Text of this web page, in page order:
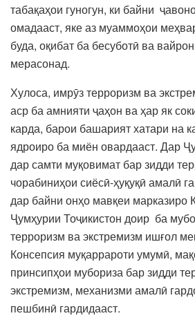
табақаҳои гуногун, ки байни
омадааст, яке аз муаммоҳои
буда, оқибат ба бесуботӣ ва
мерасонад.
Хулоса, имрӯз терроризм ва
аср ба амнияти ҷаҳон ва ҳар як
карда, барои башарият хатари на
ядроиро ба миён овардааст. Дар
дар самти муқовимат бар зидди
чорабиниҳои сиёсӣ-ҳуқуқӣ амалӣ
дар байни онҳо мавқеи марказиро
Ҷумҳурии Тоҷикистон доир ба
терроризм ва экстремизм ишғол
Консепсия муқаррароти умумӣ,
принсипҳои мубориза бар зидди
экстремизм, механизми амалӣ
пешбинӣ гардидааст.